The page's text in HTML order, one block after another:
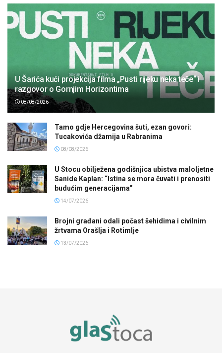
U Šarića kući projekcija filma „Pusti rijeku neka teče“ i
razgovor o Gornjim Horizontima
08/08/2026
Tamo gdje Hercegovina šuti, ezan govori:
Tucakovića džamija u Rabranima
08/08/2026
U Stocu obilježena godišnjica ubistva maloljetne
Sanide Kaplan: “Istina se mora čuvati i prenositi
budućim generacijama”
14/07/2026
Brojni građani odali počast šehidima i civilnim
žrtvama Orašlja i Rotimlje
13/07/2026